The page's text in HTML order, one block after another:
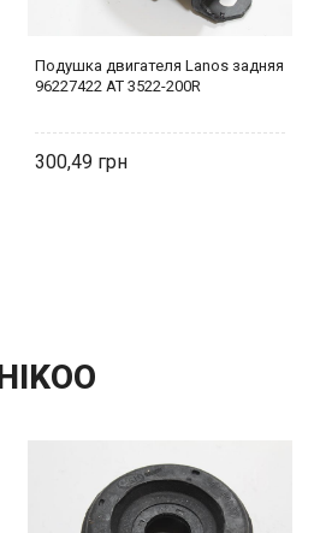
Подушка двигателя Lanos задняя
96227422 AT 3522-200R
300,49